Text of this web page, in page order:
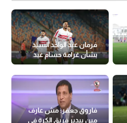
فرمان عبد الواحد السيد
بشأن غرامة حسام عبد
المجيد
فاروق جعفر: مش عارف
مين بيدير فريق الكرة في